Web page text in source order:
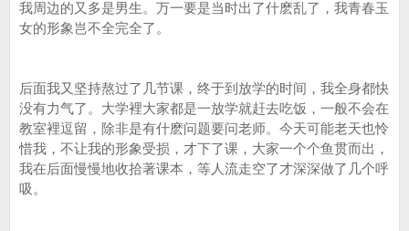
我周边的又多是男生。万一要是当时出了什麽乱了，我青春玉
女的形象岂不全完全了。
后面我又坚持熬过了几节课，终于到放学的时间，我全身都快
没有力气了。大学裡大家都是一放学就赶去吃饭，一般不会在
教室裡逗留，除非是有什麽问题要问老师。今天可能老天也怜
惜我，不让我的形象受损，才下了课，大家一个个鱼贯而出，
我在后面慢慢地收拾著课本，等人流走空了才深深做了几个呼
吸。